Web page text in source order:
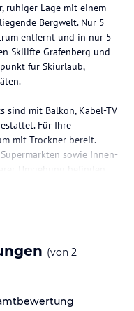
ruhiger Lage mit einem
Bergwelt. Nur 5
entfernt und in nur 5
Skilifte Grafenberg und
für Skiurlaub,
sind mit Balkon, Kabel-TV
Für Ihre
mit Trockner bereit.
sowie Innen-
Umgebung befinden.
Ausflüge nach dem
Salzburger Bergwelt.
(von 2